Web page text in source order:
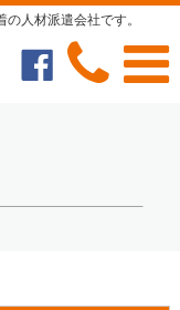
人材派遣会社です。